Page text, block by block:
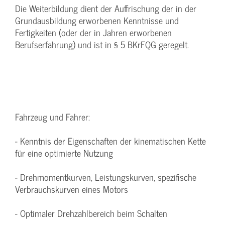
Die Weiterbildung dient der Auffrischung der in der
Grundausbildung erworbenen Kenntnisse und
Fertigkeiten (oder der in Jahren erworbenen
Berufserfahrung) und ist in § 5 BKrFQG geregelt.
Fahrzeug und Fahrer:
- Kenntnis der Eigenschaften der kinematischen Kette
für eine optimierte Nutzung
- Drehmomentkurven, Leistungskurven, spezifische
Verbrauchskurven eines Motors
- Optimaler Drehzahlbereich beim Schalten